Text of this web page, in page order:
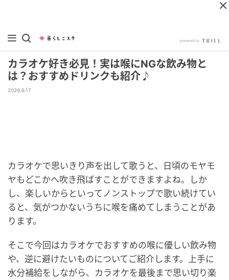
カラオケ好き必見！実は喉にNGな飲み物と
は？おすすめドリンクも紹介♪
2026.6.17
カラオケで思いきり声を出して歌うと、日頃のモヤモ
ヤもどこかへ吹き飛ばすことができますよね。しか
し、楽しいからといってノンストップで歌い続けてい
ると、気がつかないうちに喉を痛めてしまうことがあ
ります。
そこで今回はカラオケでおすすめの喉に優しい飲み物
や、逆に避けたいものについてご紹介します。上手に
水分補給をしながら、カラオケを最後まで思い切り楽